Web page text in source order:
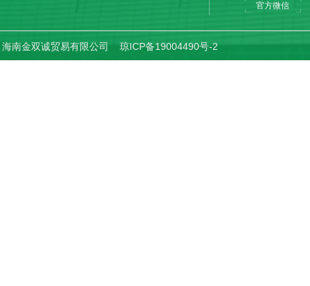
官方微信
南金双诚贸易有限公司 琼ICP备19004490号-2